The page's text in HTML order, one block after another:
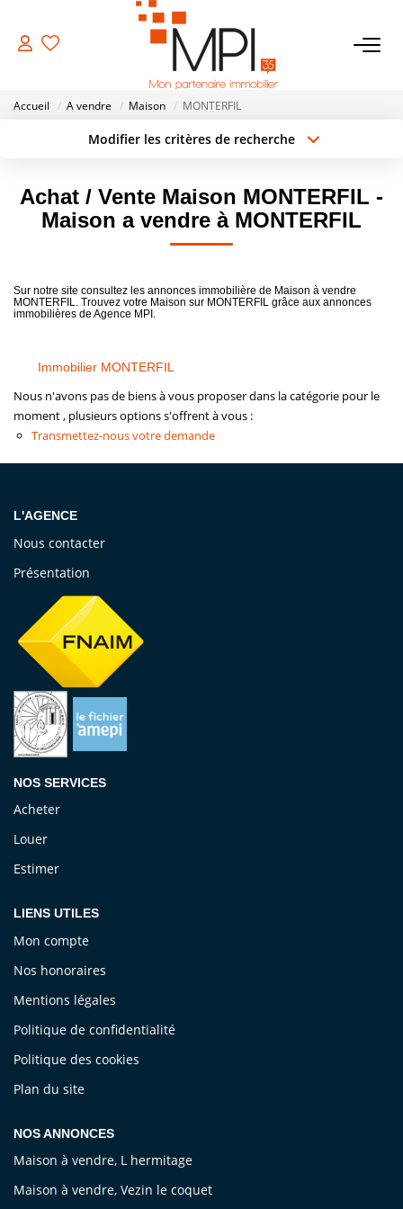
VENTES
Biens À Vendre
LOCATIONS
ESTIMATION
NOS SERVICES
Vendre
Louer/faire Gérer
Accueil A vendre Maison MONTERFIL
Modifier les critères de recherche
Sélectionnez...
Type de bien
Surface min
Plus de critères Créer une alerte
Achat / Vente Maison MONTERFIL -
Maison a vendre à MONTERFIL
Sur notre site consultez les annonces immobilière de Maison à vendre
MONTERFIL. Trouvez votre Maison sur MONTERFIL grâce aux annonces
immobilières de Agence MPI.
Immobilier MONTERFIL
Nous n'avons pas de biens à vous proposer dans la catégorie pour le
moment , plusieurs options s'offrent à vous :
Transmettez-nous votre demande
L'AGENCE
Nous contacter
Présentation
NOS SERVICES
Acheter
Louer
Estimer
LIENS UTILES
Mon compte
Nos honoraires
Mentions légales
Politique de confidentialité
Politique des cookies
Plan du site
NOS ANNONCES
Maison à vendre, L hermitage
Maison à vendre, Vezin le coquet